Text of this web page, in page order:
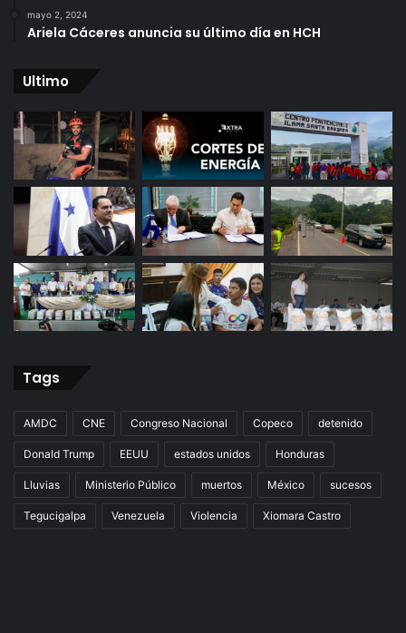
mayo 2, 2024
Ariela Cáceres anuncia su último día en HCH
Ultimo
Tags
AMDC CNE Congreso Nacional Copeco detenido
Donald Trump EEUU estados unidos Honduras
Lluvias Ministerio Público muertos México sucesos
Tegucigalpa Venezuela Violencia Xiomara Castro